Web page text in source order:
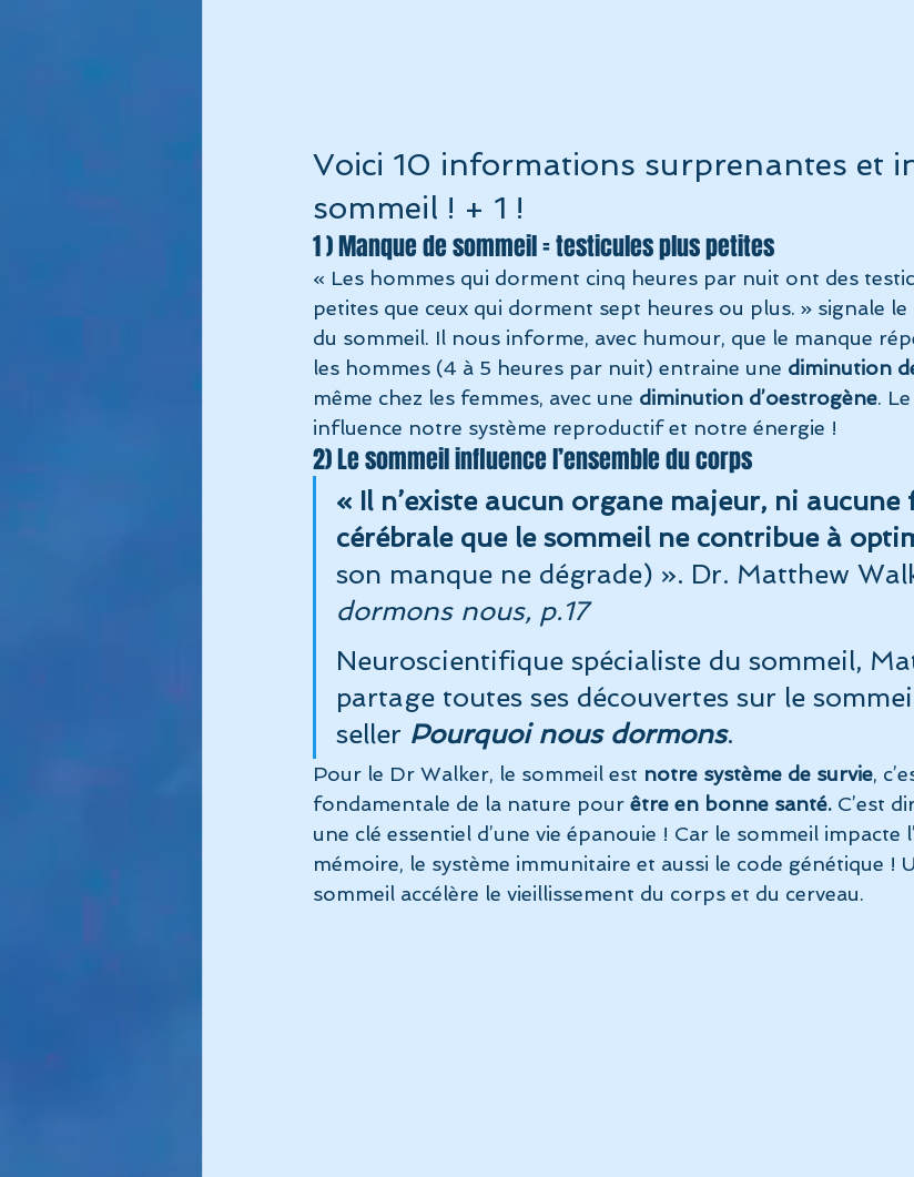
Voici 10 informations surprenantes et
sommeil ! + 1 !
1 ) Manque de sommeil = testicules plus petites
« Les hommes qui dorment cinq heures par nuit ont des
petites que ceux qui dorment sept heures ou plus. » signale
du sommeil. Il nous informe, avec humour, que le manque
les hommes (4 à 5 heures par nuit) entraine une diminution
même chez les femmes, avec une diminution d’oestrogène.
influence notre système reproductif et notre énergie !
2) Le sommeil influence l’ensemble du corps
« Il n’existe aucun organe majeur, ni
cérébrale que le sommeil ne contribue à
son manque ne dégrade) ». Dr. Matthew
dormons nous, p.17
Neuroscientifique spécialiste du sommeil,
partage toutes ses découvertes sur le
seller Pourquoi nous dormons.
Pour le Dr Walker, le sommeil est notre système de survie,
fondamentale de la nature pour être en bonne santé. C’est
une clé essentiel d’une vie épanouie ! Car le sommeil impacte
mémoire, le système immunitaire et aussi le code génétique !
sommeil accélère le vieillissement du corps et du cerveau.